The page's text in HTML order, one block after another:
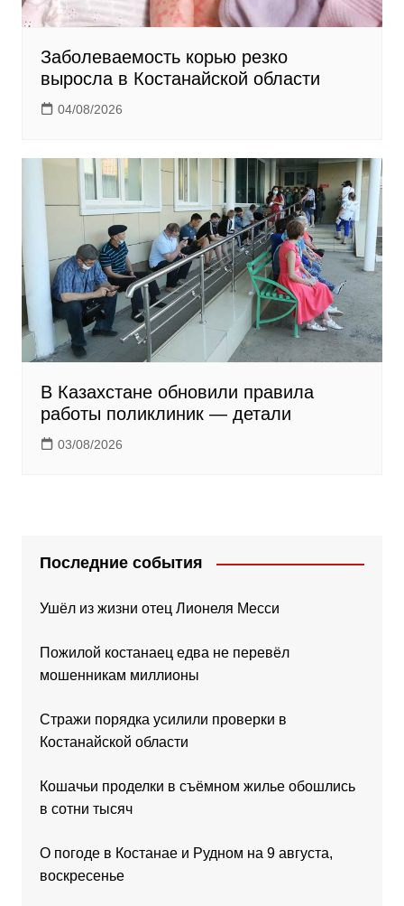
Заболеваемость корью резко
выросла в Костанайской области
04/08/2026
В Казахстане обновили правила
работы поликлиник — детали
03/08/2026
Последние события
Ушёл из жизни отец Лионеля Месси
Пожилой костанаец едва не перевёл
мошенникам миллионы
Стражи порядка усилили проверки в
Костанайской области
Кошачьи проделки в съёмном жилье обошлись
в сотни тысяч
О погоде в Костанае и Рудном на 9 августа,
воскресенье